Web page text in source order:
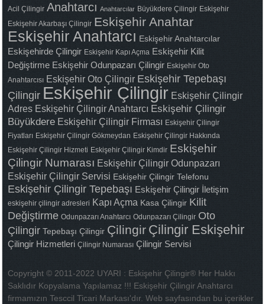
Acil Çilingir Anahtarcı Anahtarcılar Büyükdere Çilingir Eskişehir
Eskişehir Akarbaşı Çilingir Eskişehir Anahtar
Eskişehir Anahtarcı Eskişehir Anahtarcılar
Eskişehirde Çilingir Eskişehir Kapı Açma Eskişehir Kilit
Değiştirme Eskişehir Odunpazarı Çilingir Eskişehir Oto
Anahtarcısı Eskişehir Oto Çilingir Eskişehir Tepebaşı
Çilingir Eskişehir Çilingir Eskişehir Çilingir
Adres Eskişehir Çilingir Anahtarcı Eskişehir Çilingir
Büyükdere Eskişehir Çilingir Firması Eskişehir Çilingir
Fiyatları Eskişehir Çilingir Gökmeydan Eskişehir Çilingir Hakkında
Eskişehir Çilingir Hizmeti Eskişehir Çilingir Kimdir Eskişehir
Çilingir Numarası Eskişehir Çilingir Odunpazarı
Eskişehir Çilingir Servisi Eskişehir Çilingir Telefonu
Eskişehir Çilingir Tepebaşı Eskişehir Çilingir İletişim
eskişehir çilingir adresleri Kapı Açma Kasa Çilingir Kilit
Değiştirme Odunpazarı Anahtarcı Odunpazarı Çilingir Oto
Çilingir Tepebaşı Çilingir Çilingir Çilingir Eskişehir
Çilingir Hizmetleri Çilingir Numarası Çilingir Servisi
Copyright © 2011-2022 UYARI : Eskişehir Çilingir® Her Hakkı
Saklıdır Kopyalama Yapılamaz !!! Eskişehir Çilingir Anahtarcı
firmamızın Tesccil Ticari Markası'dır. Web sayfasından bu içerikler